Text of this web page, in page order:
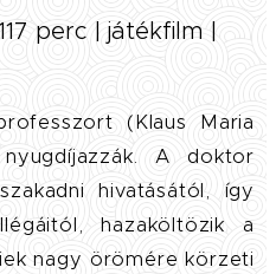
perc | játékfilm |
(Klaus Maria
A doktor
hivatásától, így
hazaköltözik a
nagy örömére körzeti